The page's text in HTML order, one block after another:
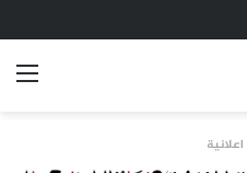
الهجرة لنعيش بلا خوف